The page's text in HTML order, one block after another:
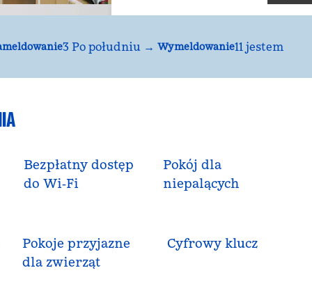
3 Po południu → Wymeldowanie11 jestem
Bezpłatny dostęp
do Wi‑Fi
Pokój dla
niepalących
Pokoje przyjazne
dla zwierząt
Cyfrowy klucz